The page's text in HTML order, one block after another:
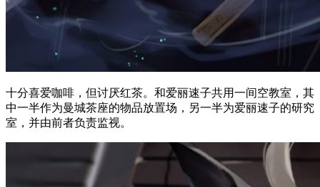
十分喜爱咖啡，但讨厌红茶。和爱丽速子共用一间空教室，其
中一半作为曼城茶座的物品放置场，另一半为爱丽速子的研究
室，并由前者负责监视。